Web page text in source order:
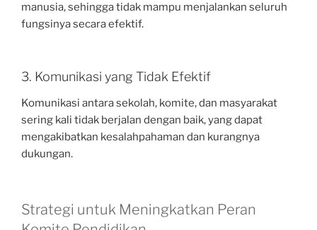
manusia, sehingga tidak mampu menjalankan seluruh
fungsinya secara efektif.
3. Komunikasi yang Tidak Efektif
Komunikasi antara sekolah, komite, dan masyarakat
sering kali tidak berjalan dengan baik, yang dapat
mengakibatkan kesalahpahaman dan kurangnya
dukungan.
Strategi untuk Meningkatkan Peran